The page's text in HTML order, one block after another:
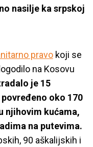
nasilje ka srpskoj
pravo koji se
na Kosovu
je 15
oko 170
njihovim kućama,
na putevima.
90 aškalijskih i